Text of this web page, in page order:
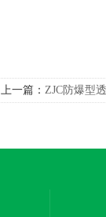
上一篇： ZJC防爆型